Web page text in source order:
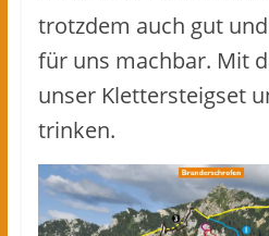
trotzdem auch gut
für uns machbar. Mit
unser Klettersteigset
trinken.